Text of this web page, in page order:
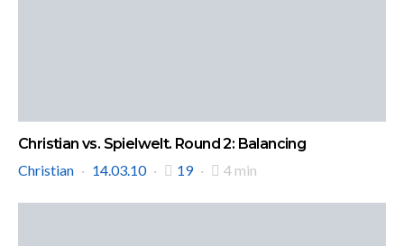
Christian vs. Spielwelt. Round 2: Balancing
Christian
14.03.10 19 4 min